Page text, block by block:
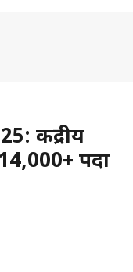
केंद्रीय
पदों